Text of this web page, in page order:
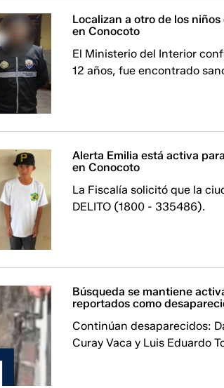
Localizan a otro de los
en Conocoto
El Ministerio del Interior
12 años, fue encontrado
Alerta Emilia está activa
en Conocoto
La Fiscalía solicitó que la
DELITO (1800 - 335486).
Búsqueda se mantiene
reportados como
Continúan desaparecidos:
Curay Vaca y Luis Eduardo